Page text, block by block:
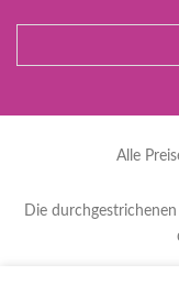
Alle
Die